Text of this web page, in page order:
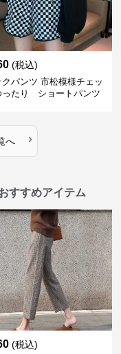
(税込)
パンツ 市松模様チェッ
ったり ショートパンツ
へ ›
すすめアイテム
(税込)